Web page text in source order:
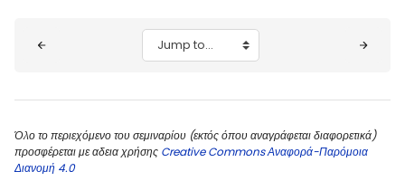
Jump to...
Όλο το περιεχόμενο του σεμιναρίου (εκτός όπου αναγράφεται διαφορετικά)
προσφέρεται με αδεια χρήσης Creative Commons Αναφορά-Παρόμοια
Διανομή 4.0